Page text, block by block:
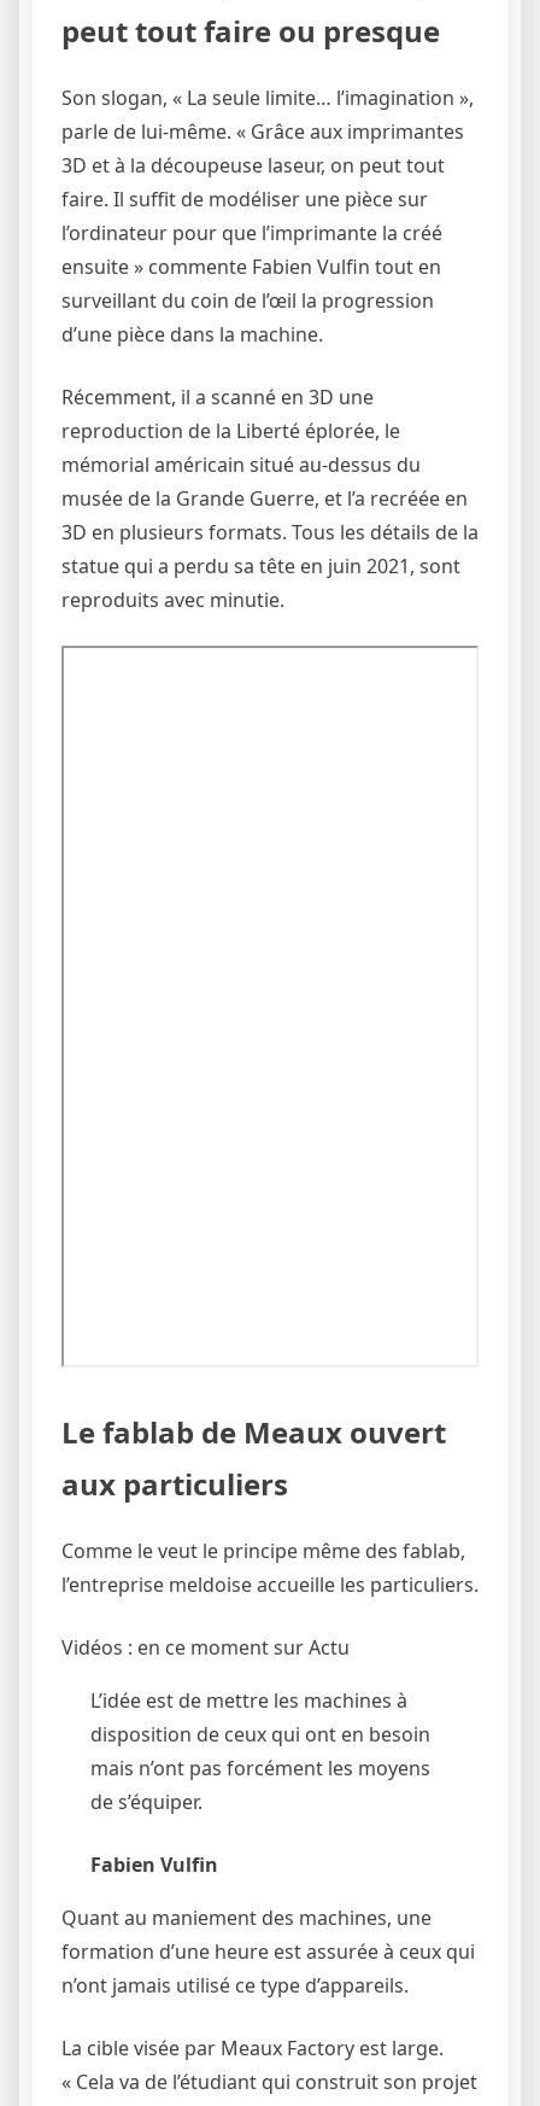
peut tout faire ou presque
Son slogan, « La seule limite… l’imagination »,
parle de lui-même. « Grâce aux imprimantes
3D et à la découpeuse laseur, on peut tout
faire. Il suffit de modéliser une pièce sur
l’ordinateur pour que l’imprimante la créé
ensuite » commente Fabien Vulfin tout en
surveillant du coin de l’œil la progression
d’une pièce dans la machine.
Récemment, il a scanné en 3D une
reproduction de la Liberté éplorée, le
mémorial américain situé au-dessus du
musée de la Grande Guerre, et l’a recréée en
3D en plusieurs formats. Tous les détails de la
statue qui a perdu sa tête en juin 2021, sont
reproduits avec minutie.
Le fablab de Meaux ouvert
aux particuliers
Comme le veut le principe même des fablab,
l’entreprise meldoise accueille les particuliers.
Vidéos : en ce moment sur Actu
L’idée est de mettre les machines à
disposition de ceux qui ont en besoin
mais n’ont pas forcément les moyens
de s’équiper.
Fabien Vulfin
Quant au maniement des machines, une
formation d’une heure est assurée à ceux qui
n’ont jamais utilisé ce type d’appareils.
La cible visée par Meaux Factory est large.
« Cela va de l’étudiant qui construit son projet